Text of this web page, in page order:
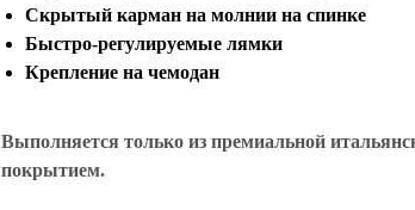
Скрытый карман на молнии на спинке
Быстро-регулируемые лямки
Крепление на чемодан
Выполняется только из премиальной
покрытием.